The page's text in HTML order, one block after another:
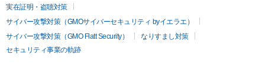
実在証明・盗聴対策
サイバー攻撃対策（GMOサイバーセキュリティ byイエラエ）
サイバー攻撃対策（GMO Flatt Security）
なりすまし対策
セキュリティ事業の軌跡